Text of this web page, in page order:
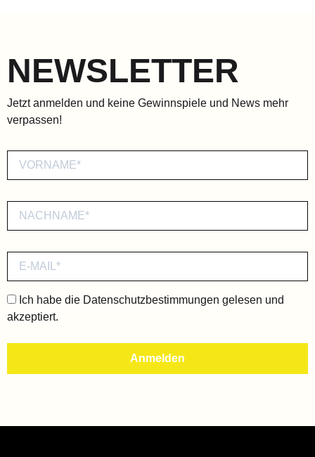
NEWSLETTER
Jetzt anmelden und keine Gewinnspiele und News mehr
verpassen!
Ich habe die Datenschutzbestimmungen gelesen und
akzeptiert.